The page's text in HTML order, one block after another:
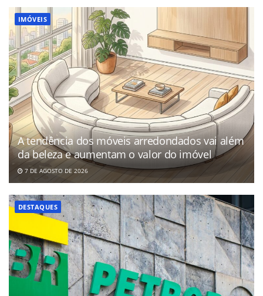
IMÓVEIS
A tendência dos móveis arredondados vai além
da beleza e aumentam o valor do imóvel
7 DE AGOSTO DE 2026
DESTAQUES